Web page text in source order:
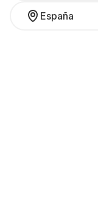
España